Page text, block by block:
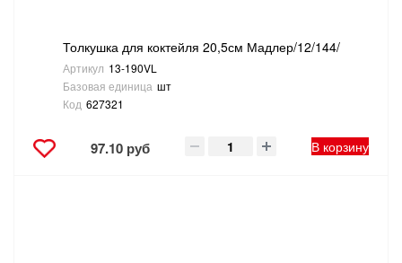
Толкушка для коктейля 20,5см Мадлер/12/144/
Артикул 13-190VL
Базовая единица шт
Код 627321
97.10 руб В корзину